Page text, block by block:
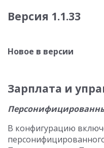
Версия 1.1.33
Новое в версии
Зарплата и
В конфигурацию